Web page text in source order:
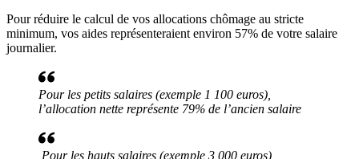
Pour réduire le calcul de vos allocations chômage au stricte
minimum, vos aides représenteraient environ 57% de votre salaire
journalier.
Pour les petits salaires (exemple 1 100 euros),
l’allocation nette représente 79% de l’ancien salaire
Pour les hauts salaires (exemple 3 000 euros),